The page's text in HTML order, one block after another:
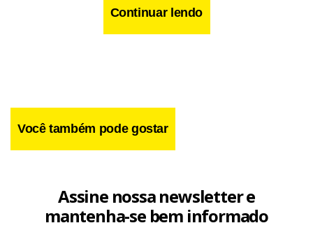
Facebook
WhatsApp
LinkedIn
Twitter
X Telegram
Share
Continuar lendo
Você também pode gostar
Assine nossa newsletter e
mantenha-se bem informado